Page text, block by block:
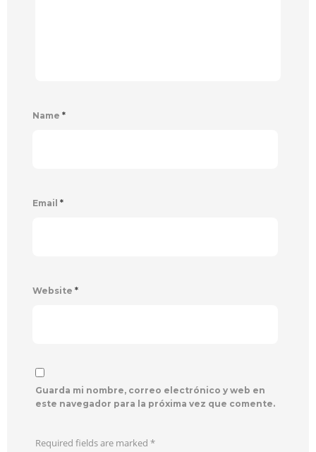
Name *
Email *
Website *
Guarda mi nombre, correo electrónico y web en
este navegador para la próxima vez que comente.
Required fields are marked *